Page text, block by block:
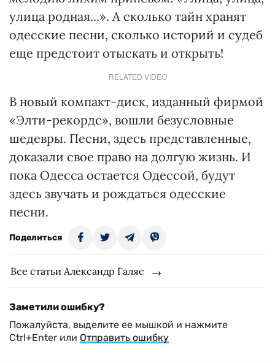
улица родная...». А сколько тайн хранят
одесские песни, сколько историй и судеб
еще предстоит отыскать и открыть!
RELATED VIDEO
В новый компакт-диск, изданный фирмой
«Элти-рекордс», вошли безусловные
шедевры. Песни, здесь представленные,
доказали свое право на долгую жизнь. И
пока Одесса остается Одессой, будут
здесь звучать и рождаться одесские
песни.
Поделиться
Все статьи Александр Галяс
Заметили ошибку?
Пожалуйста, выделите ее мышкой и нажмите
Ctrl+Enter или Отправить ошибку